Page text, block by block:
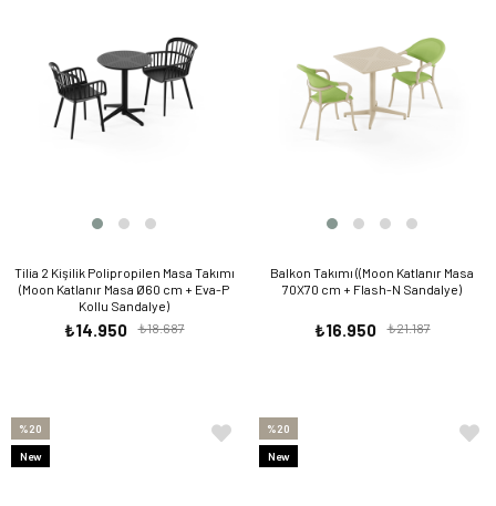
Tilia 2 Kişilik Polipropilen Masa Takımı
(Moon Katlanır Masa Ø60 cm + Eva-P
Kollu Sandalye)
₺14.950 ₺18.687
Balkon Takımı ((Moon Katlanır Masa
70X70 cm + Flash-N Sandalye)
₺16.950 ₺21.187
%20
New
%20
New